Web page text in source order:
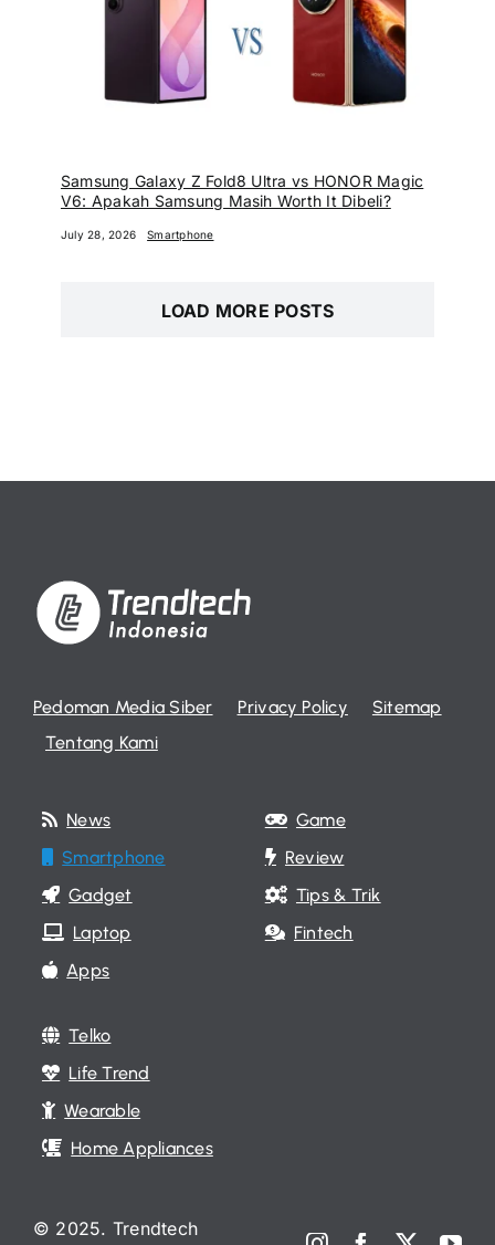
Samsung Galaxy Z Fold8 Ultra vs HONOR Magic
V6: Apakah Samsung Masih Worth It Dibeli?
July 28, 2026 Smartphone
LOAD MORE POSTS
Pedoman Media Siber Privacy Policy
Sitemap
Tentang Kami
News
Smartphone
Gadget
Laptop
Apps
Game
Review
Tips & Trik
Fintech
Telko
Life Trend
Wearable
Home Appliances
© 2025. Trendtech